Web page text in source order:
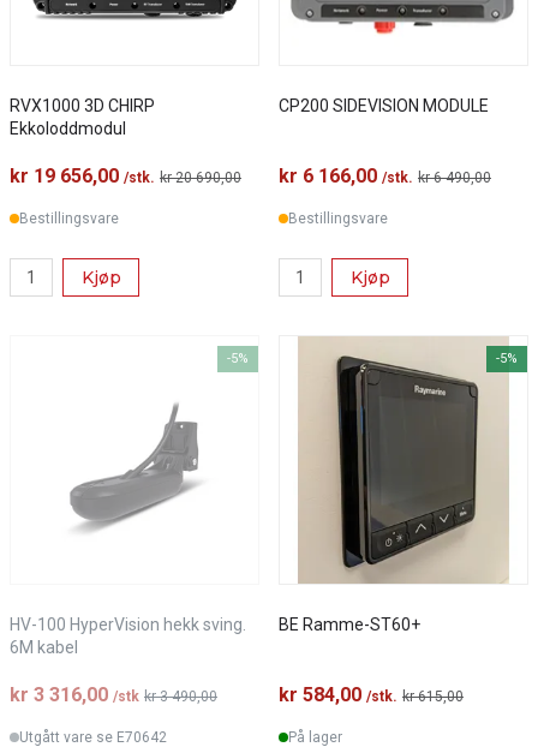
RVX1000 3D CHIRP
Ekkoloddmodul
kr 19 656,00 /stk. kr 20 690,00
Bestillingsvare
Kjøp
CP200 SIDEVISION MODULE
kr 6 166,00 /stk. kr 6 490,00
Bestillingsvare
Kjøp
-5%
HV-100 HyperVision hekk sving.
6M kabel
kr 3 316,00 /stk kr 3 490,00
Utgått vare se E70642
-5%
BE Ramme-ST60+
kr 584,00 /stk. kr 615,00
På lager